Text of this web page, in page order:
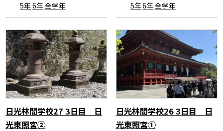
5年6年全学年
5年6年全学年
日光林間学校27 3日目 日
光東照宮②
日光林間学校26 3日目 日
光東照宮①